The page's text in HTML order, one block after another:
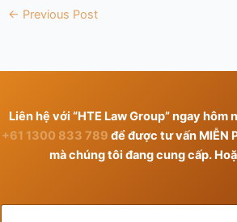
← Previous Post
Liên hệ với “HTE Law Group” ngay hôm
+61 1300 833 789 để được tư vấn MIỄN
mà chúng tôi đang cung cấp.